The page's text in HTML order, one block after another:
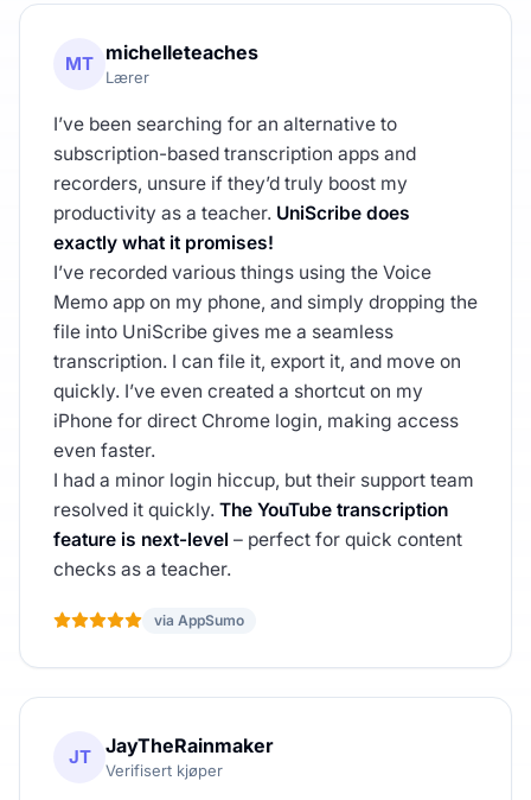
MT michelleteaches
Lærer
I’ve been searching for an alternative to
subscription-based transcription apps and
recorders, unsure if they’d truly boost my
productivity as a teacher. UniScribe does
exactly what it promises!
I’ve recorded various things using the Voice
Memo app on my phone, and simply dropping the
file into UniScribe gives me a seamless
transcription. I can file it, export it, and move on
quickly. I’ve even created a shortcut on my
iPhone for direct Chrome login, making access
even faster.
I had a minor login hiccup, but their support team
resolved it quickly. The YouTube transcription
feature is next-level – perfect for quick content
checks as a teacher.
via AppSumo
JT JayTheRainmaker
Verifisert kjøper